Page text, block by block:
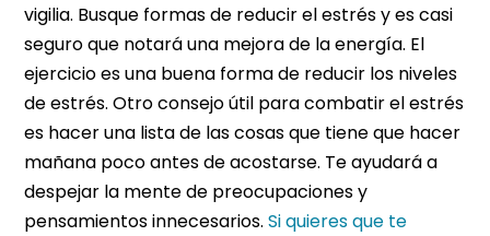
vigilia. Busque formas de reducir el estrés y es casi
seguro que notará una mejora de la energía. El
ejercicio es una buena forma de reducir los niveles
de estrés. Otro consejo útil para combatir el estrés
es hacer una lista de las cosas que tiene que hacer
mañana poco antes de acostarse. Te ayudará a
despejar la mente de preocupaciones y
pensamientos innecesarios.Si quieres que te